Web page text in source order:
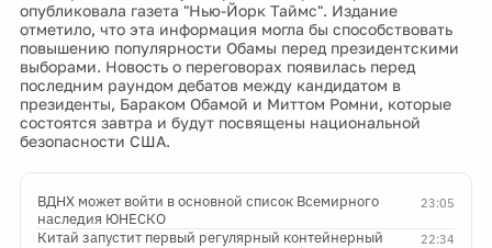
опубликовала газета "Нью-Йорк Таймс". Издание
отметило, что эта информация могла бы способствовать
повышению популярности Обамы перед президентскими
выборами. Новость о переговорах появилась перед
последним раундом дебатов между кандидатом в
президенты, Бараком Обамой и Миттом Ромни, которые
состоятся завтра и будут посвящены национальной
безопасности США.
23:05
ВДНХ может войти в основной список Всемирного
наследия ЮНЕСКО
22:34
Китай запустит первый регулярный контейнерный